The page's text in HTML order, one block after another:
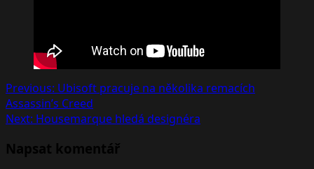
Post
navigation
Previous: Ubisoft pracuje na několika remacích
Assassin’s Creed
Next: Housemarque hledá designéra
Napsat komentář